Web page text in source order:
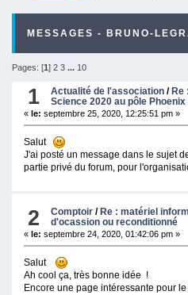
MESSAGES - BRUNO-
Pages: [1] 2 3 ... 10
1 Actualité de l'association / Re
Science 2020 au pôle
« le: septembre 25, 2020, 12:25:51 pm »
Salut
J'ai posté un message dans le sujet
partie privé du forum, pour
2 Comptoir / Re : matériel
d'ocassion ou reconditionné
« le: septembre 24, 2020, 01:42:06 pm »
Salut
Ah cool ça, très bonne idée !
Encore une page intéressante pour